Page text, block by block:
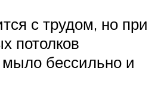
с трудом, но при
потолков
мыло бессильно и